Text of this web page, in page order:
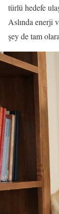
türlü hedefe
Aslında enerji
şey de tam